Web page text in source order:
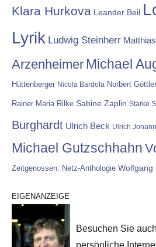
Klara Hurkova Leander Beil
Lyrik Ludwig Steinherr
Arzenheimer Michael
Hüttenberger Nicola Bardola Norbert Göttler
Rainer Maria Rilke Sabine Zaplin Starke
Burghardt Ulrich Beck Ulrich
Michael Gutzschhahn
Zeitgenossen: Netz-Anthologie Wolfgang
EIGENANZEIGE
Besuchen Sie auch